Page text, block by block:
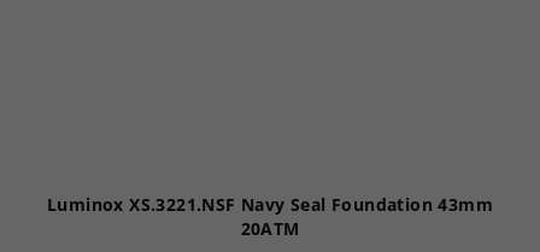
Luminox XS.3221.NSF Navy Seal Foundation 43mm
20ATM